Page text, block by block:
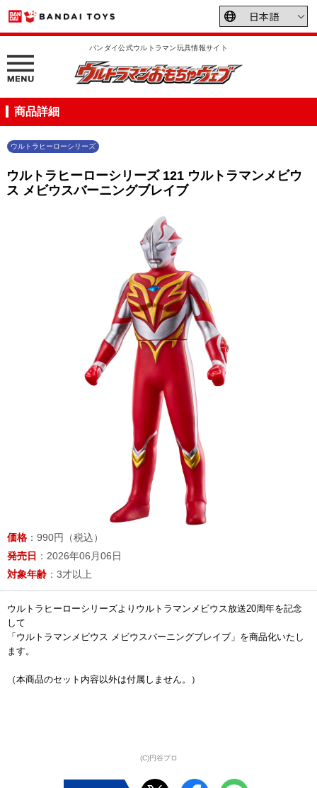
バンダイ公式ウルトラマン玩具情報サイト
商品詳細
ウルトラヒーローシリーズ
ウルトラヒーローシリーズ 121 ウルトラマンメビウ
ス メビウスバーニングブレイブ
価格 ：990円（税込）
発売日 ：2026年06月06日
対象年齢 ：3才以上
ウルトラヒーローシリーズよりウルトラマンメビウス放送20周年を記念
して
「ウルトラマンメビウス メビウスバーニングブレイブ」を商品化いたし
ます。
（本商品のセット内容以外は付属しません。）
(C)円谷プロ